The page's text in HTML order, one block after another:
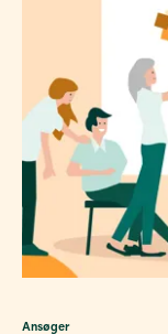
Ansøger